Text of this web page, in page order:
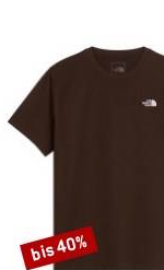
Rabatt
bis 40%